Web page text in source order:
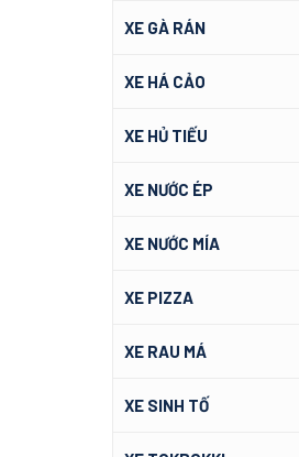
XE GÀ RÁN
XE HÁ CẢO
XE HỦ TIẾU
XE NƯỚC ÉP
XE NƯỚC MÍA
XE PIZZA
XE RAU MÁ
XE SINH TỐ